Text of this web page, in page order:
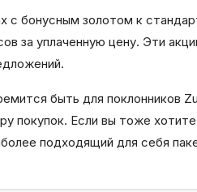
с бонусным золотом к
за уплаченную цену. Эти
быть для поклонников
покупок. Если вы тоже
подходящий для себя